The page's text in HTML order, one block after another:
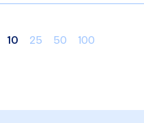
10 25 50 100